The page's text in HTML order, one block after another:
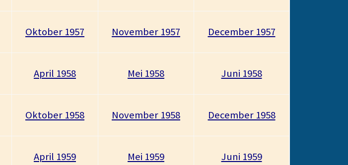
Oktober 1957 November 1957 December 1957
April 1958 Mei 1958 Juni 1958
Oktober 1958 November 1958 December 1958
April 1959 Mei 1959 Juni 1959